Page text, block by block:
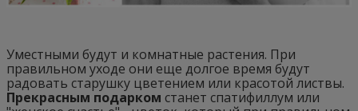
Уместными будут и комнатные растения. При
правильном уходе они еще долгое время будут
радовать старушку цветением или красотой листвы.
Прекрасным подарком станет спатифиллум или